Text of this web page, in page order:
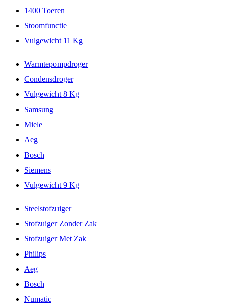
1400 Toeren
Stoomfunctie
Vulgewicht 11 Kg
Warmtepompdroger
Condensdroger
Vulgewicht 8 Kg
Samsung
Miele
Aeg
Bosch
Siemens
Vulgewicht 9 Kg
Steelstofzuiger
Stofzuiger Zonder Zak
Stofzuiger Met Zak
Philips
Aeg
Bosch
Numatic